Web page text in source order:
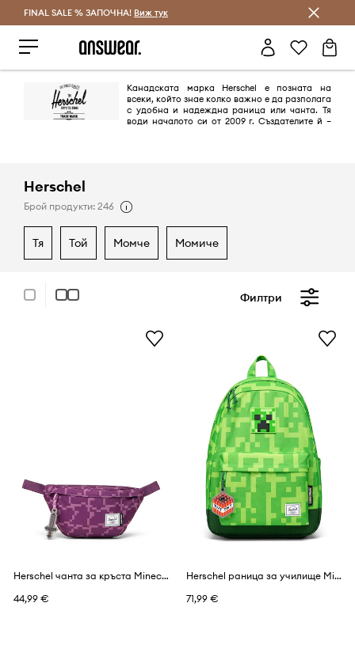
Спестявай с Answear Club
FINAL SALE % ЗАПОЧНА! Виж тук
Канадската марка Herschel е позната на
всеки, който знае колко важно е да разполага
с удобна и надеждна раница или чанта. Тя
води началото си от 2009 г. Създателите й –
Herschel
Брой продукти: 246
тя той момче момиче
Филтри
Herschel чанта за кръста Minecraft Classic™
44,99 €
Herschel раница за училище Minecraft Classic™
71,99 €